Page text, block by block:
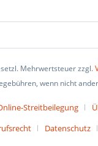
Mehrwertsteuer zzgl.
wenn nicht
Streitbeilegung
Datenschutz